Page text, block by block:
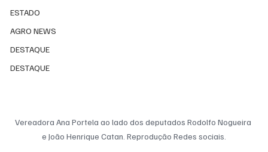
ESTADO
AGRO NEWS
DESTAQUE
DESTAQUE
Vereadora Ana Portela ao lado dos deputados Rodolfo Nogueira
e João Henrique Catan. Reprodução Redes sociais.